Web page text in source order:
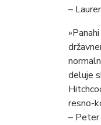
–
deluje
resno-
– Peter